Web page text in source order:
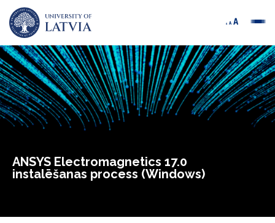
ANSYS Electromagnetics 17.0
instalēšanas process (Windows)